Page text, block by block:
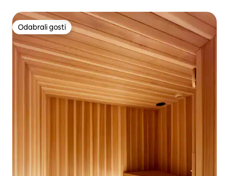
objekt za obitelj ili grupu
Odabrali gosti
Odabrali gosti